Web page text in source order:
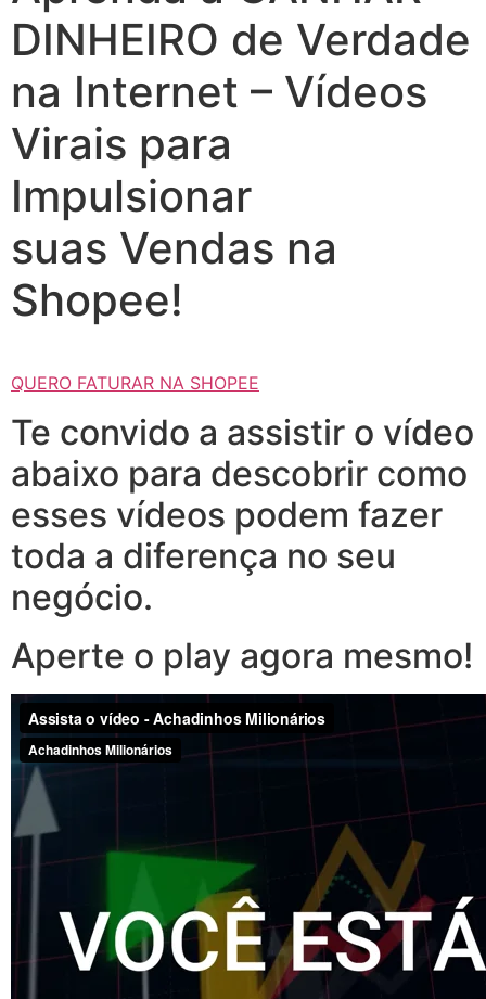
DINHEIRO de Verdade
na Internet – Vídeos
Virais para
Impulsionar
suas Vendas na
Shopee!
QUERO FATURAR NA SHOPEE
Te convido a assistir o vídeo
abaixo para descobrir como
esses vídeos podem fazer
toda a diferença no seu
negócio.
Aperte o play agora mesmo!